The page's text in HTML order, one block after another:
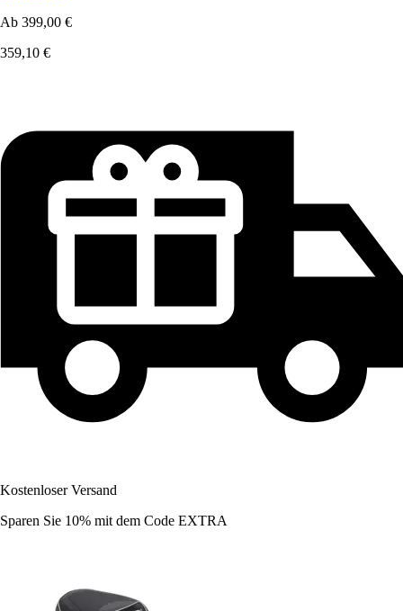
Ab 399,00 €
359,10 €
Kostenloser Versand
Sparen Sie 10% mit dem Code EXTRA